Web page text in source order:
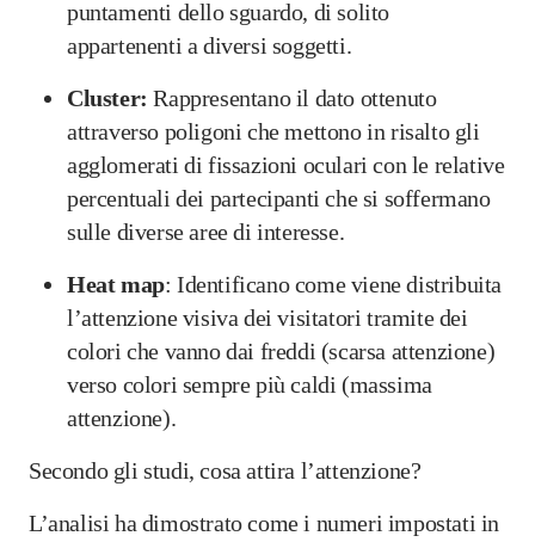
puntamenti dello sguardo, di solito
appartenenti a diversi soggetti.
Cluster:Rappresentano il dato ottenuto
attraverso poligoni che mettono in risalto gli
agglomerati di fissazioni oculari con le relative
percentuali dei partecipanti che si soffermano
sulle diverse aree di interesse.
Heat map: Identificano come viene distribuita
l’attenzione visiva dei visitatori tramite dei
colori che vanno dai freddi (scarsa attenzione)
verso colori sempre più caldi (massima
attenzione).
Secondo gli studi, cosa attira l’attenzione?
L’analisi ha dimostrato come i numeri impostati in